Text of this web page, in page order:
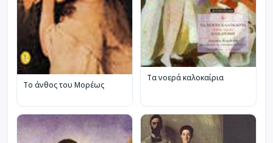
Το άνθος του Μορέως
Τα νοερά καλοκαίρια